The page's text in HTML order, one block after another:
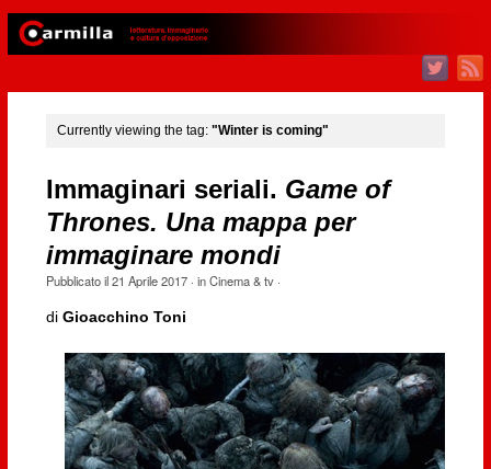
Currently viewing the tag: "Winter is coming"
Immaginari seriali. Game of
Thrones. Una mappa per
immaginare mondi
Pubblicato il21 Aprile 2017· inCinema & tv·
di Gioacchino Toni